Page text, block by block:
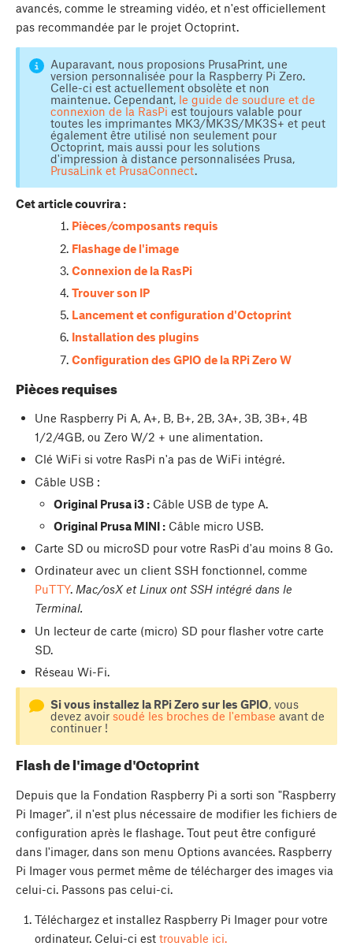
avancés, comme le streaming vidéo, et n'est officiellement
pas recommandée par le projet Octoprint.
Auparavant, nous proposions PrusaPrint, une
version personnalisée pour la Raspberry Pi Zero.
Celle-ci est actuellement obsolète et non
maintenue. Cependant, le guide de soudure et de
connexion de la RasPi est toujours valable pour
toutes les imprimantes MK3/MK3S/MK3S+ et peut
également être utilisé non seulement pour
Octoprint, mais aussi pour les solutions
d'impression à distance personnalisées Prusa,
PrusaLink et PrusaConnect.
Cet article couvrira :
Pièces/composants requis
Flashage de l'image
Connexion de la RasPi
Trouver son IP
Lancement et configuration d'Octoprint
Installation des plugins
Configuration des GPIO de la RPi Zero W
Pièces requises
Une Raspberry Pi A, A+, B, B+, 2B, 3A+, 3B, 3B+, 4B
1/2/4GB, ou Zero W/2 + une alimentation.
Clé WiFi si votre RasPi n'a pas de WiFi intégré.
Câble USB :
Original Prusa i3 :Câble USB de type A.
Original Prusa MINI :Câble micro USB.
Carte SD ou microSD pour votre RasPi d'au moins 8 Go.
Ordinateur avec un client SSH fonctionnel, comme
PuTTY. Mac/osX et Linux ont SSH intégré dans le
Terminal.
Un lecteur de carte (micro) SD pour flasher votre carte
SD.
Réseau Wi-Fi.
Si vous installez la RPi Zero sur les GPIO, vous
devez avoir soudé les broches de l'embase avant de
continuer !
Flash de l'image d'Octoprint
Depuis que la Fondation Raspberry Pi a sorti son "Raspberry
Pi Imager", il n'est plus nécessaire de modifier les fichiers de
configuration après le flashage. Tout peut être configuré
dans l'imager, dans son menu Options avancées. Raspberry
Pi Imager vous permet même de télécharger des images via
celui-ci. Passons pas celui-ci.
Téléchargez et installez Raspberry Pi Imager pour votre
ordinateur. Celui-ci est trouvable ici.